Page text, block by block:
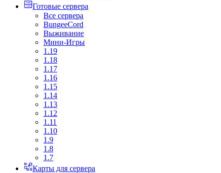
Готовые сервера
Все сервера
BungeeCord
Выживание
Мини-Игры
1.19
1.18
1.17
1.16
1.15
1.14
1.13
1.12
1.11
1.10
1.9
1.8
1.7
Карты для сервера